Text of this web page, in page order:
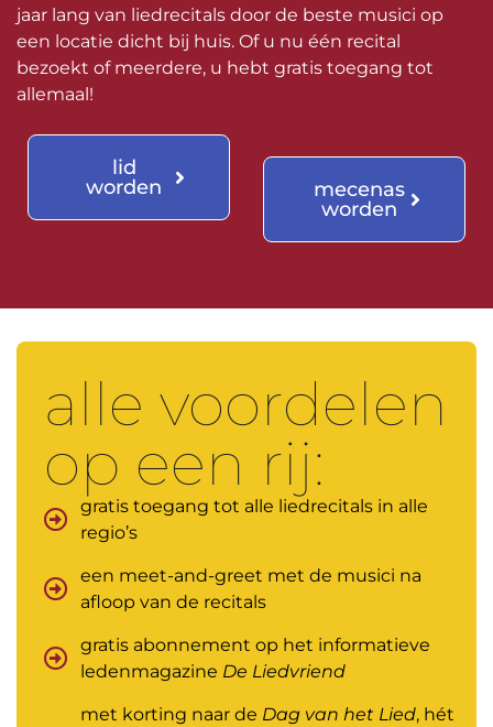
jaar lang van liedrecitals door de beste musici op
een locatie dicht bij huis. Of u nu één recital
bezoekt of meerdere, u hebt gratis toegang tot
allemaal!
lid
worden
mecenas
worden
alle voordelen
op een rij:
gratis toegang tot alle liedrecitals in alle
regio’s
een meet-and-greet met de musici na
afloop van de recitals
gratis abonnement op het informatieve
ledenmagazine De Liedvriend
met korting naar de Dag van het Lied, hét